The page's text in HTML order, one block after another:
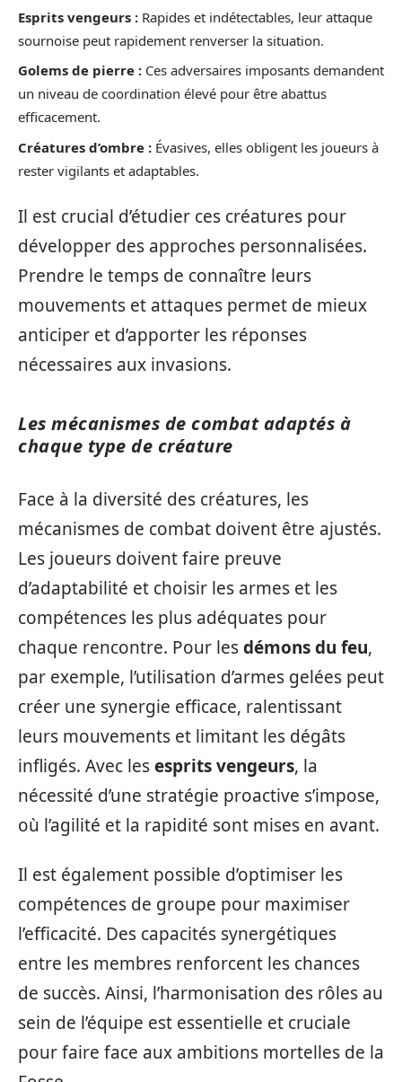
Esprits vengeurs : Rapides et indétectables, leur attaque
sournoise peut rapidement renverser la situation.
Golems de pierre : Ces adversaires imposants demandent
un niveau de coordination élevé pour être abattus
efficacement.
Créatures d’ombre : Évasives, elles obligent les joueurs à
rester vigilants et adaptables.
Il est crucial d’étudier ces créatures pour
développer des approches personnalisées.
Prendre le temps de connaître leurs
mouvements et attaques permet de mieux
anticiper et d’apporter les réponses
nécessaires aux invasions.
Les mécanismes de combat adaptés à
chaque type de créature
Face à la diversité des créatures, les
mécanismes de combat doivent être ajustés.
Les joueurs doivent faire preuve
d’adaptabilité et choisir les armes et les
compétences les plus adéquates pour
chaque rencontre. Pour lesdémons du feu,
par exemple, l’utilisation d’armes gelées peut
créer une synergie efficace, ralentissant
leurs mouvements et limitant les dégâts
infligés. Avec lesesprits vengeurs, la
nécessité d’une stratégie proactive s’impose,
où l’agilité et la rapidité sont mises en avant.
Il est également possible d’optimiser les
compétences de groupe pour maximiser
l’efficacité. Des capacités synergétiques
entre les membres renforcent les chances
de succès. Ainsi, l’harmonisation des rôles au
sein de l’équipe est essentielle et cruciale
pour faire face aux ambitions mortelles de la